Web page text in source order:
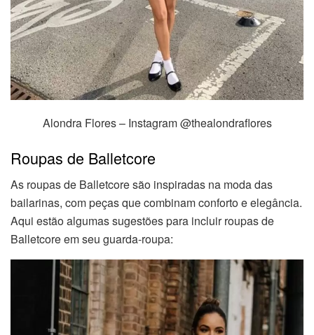
Alondra Flores – Instagram @thealondraflores
Roupas de Balletcore
As roupas de Balletcore são inspiradas na moda das
bailarinas, com peças que combinam conforto e elegância.
Aqui estão algumas sugestões para incluir roupas de
Balletcore em seu guarda-roupa: